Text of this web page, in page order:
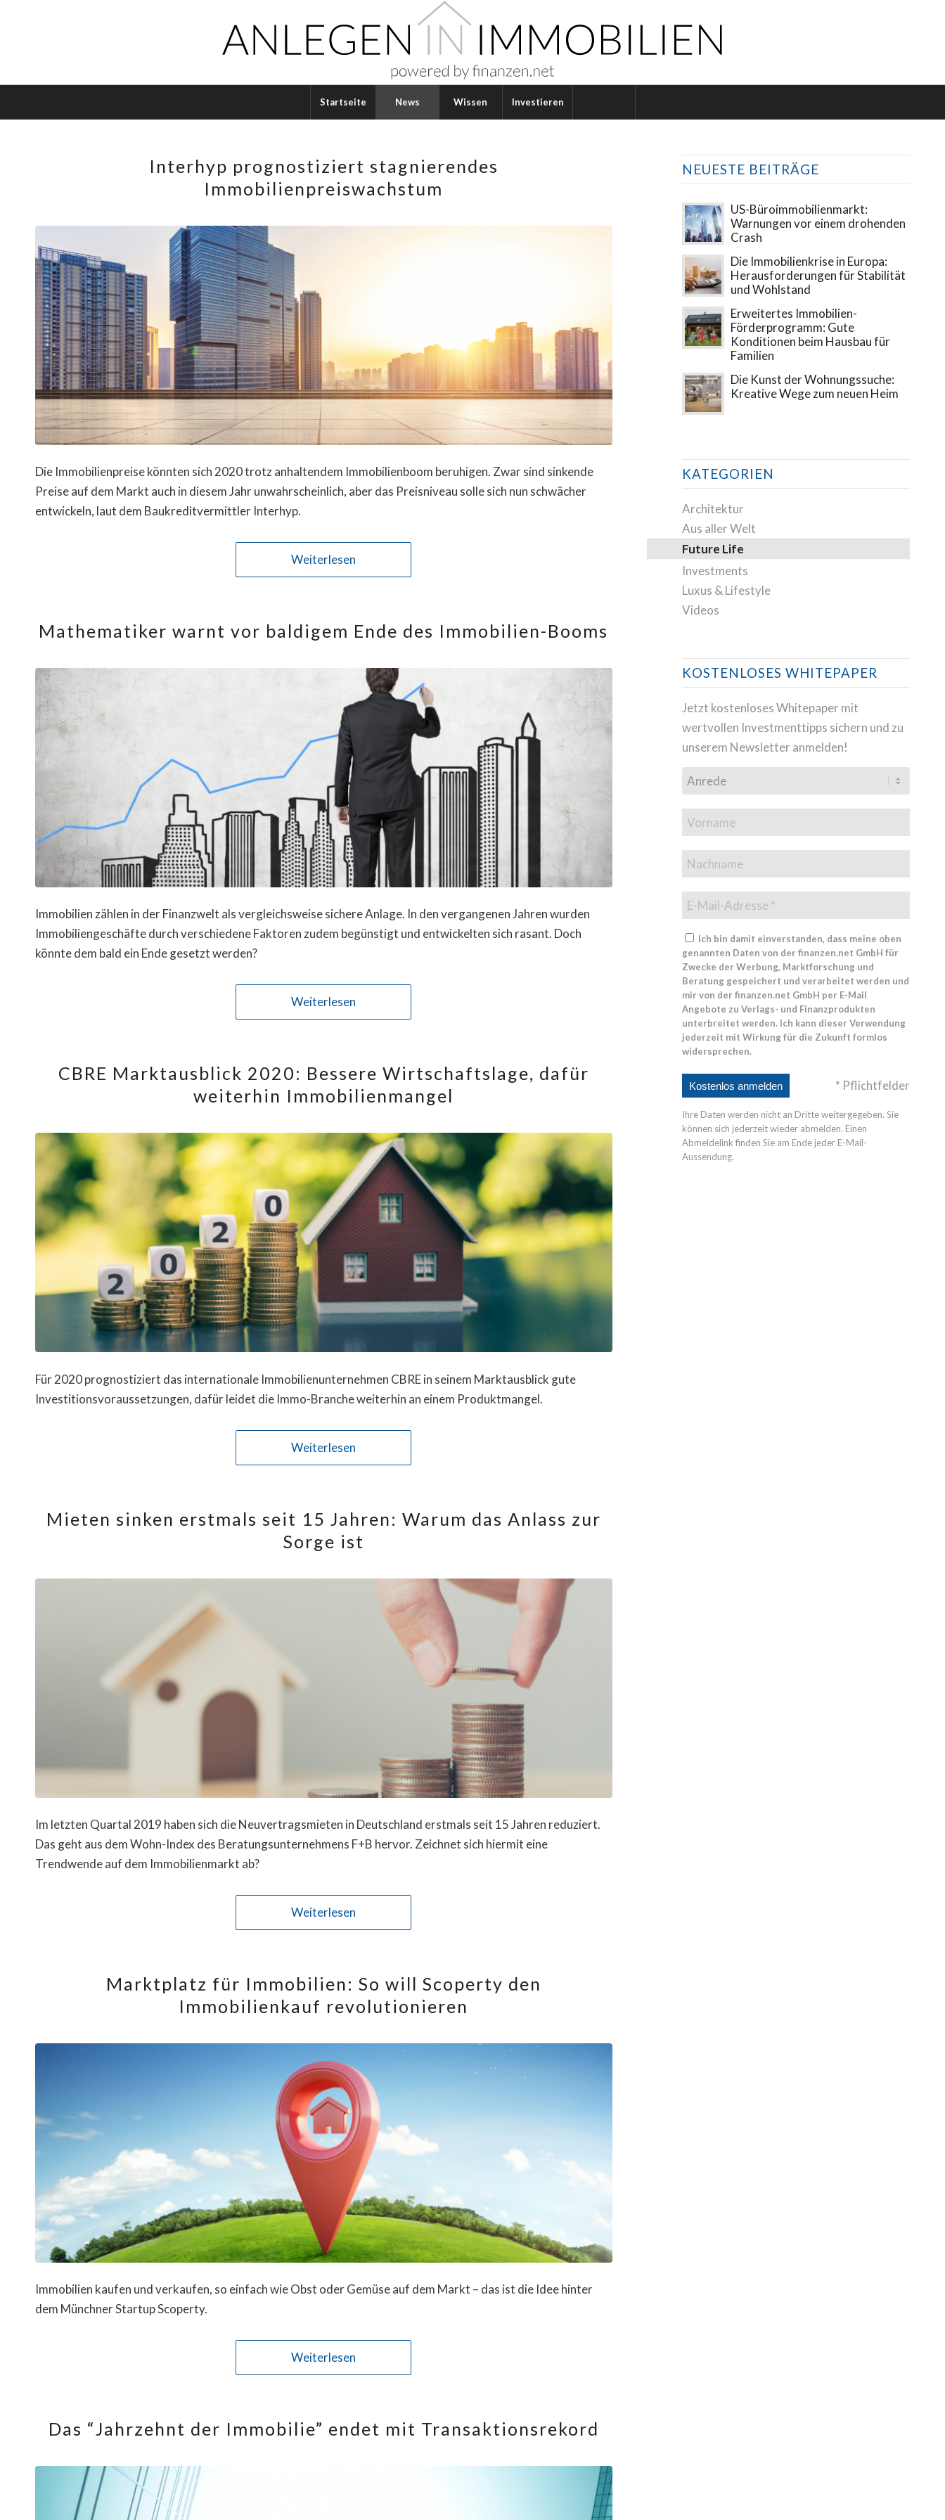
Startseite News Wissen Investieren
Interhyp prognostiziert stagnierendes
Immobilienpreiswachstum
Die Immobilienpreise könnten sich 2020 trotz anhaltendem Immobilienboom beruhigen. Zwar sind sinkende
Preise auf dem Markt auch in diesem Jahr unwahrscheinlich, aber das Preisniveau solle sich nun schwächer
entwickeln, laut dem Baukreditvermittler Interhyp.
Weiterlesen
Mathematiker warnt vor baldigem Ende des Immobilien-Booms
Immobilien zählen in der Finanzwelt als vergleichsweise sichere Anlage. In den vergangenen Jahren wurden
Immobiliengeschäfte durch verschiedene Faktoren zudem begünstigt und entwickelten sich rasant. Doch
könnte dem bald ein Ende gesetzt werden?
Weiterlesen
CBRE Marktausblick 2020: Bessere Wirtschaftslage, dafür
weiterhin Immobilienmangel
Für 2020 prognostiziert das internationale Immobilienunternehmen CBRE in seinem Marktausblick gute
Investitionsvoraussetzungen, dafür leidet die Immo-Branche weiterhin an einem Produktmangel.
Weiterlesen
Mieten sinken erstmals seit 15 Jahren: Warum das Anlass zur
Sorge ist
Im letzten Quartal 2019 haben sich die Neuvertragsmieten in Deutschland erstmals seit 15 Jahren reduziert.
Das geht aus dem Wohn-Index des Beratungsunternehmens F+B hervor. Zeichnet sich hiermit eine
Trendwende auf dem Immobilienmarkt ab?
Weiterlesen
Marktplatz für Immobilien: So will Scoperty den
Immobilienkauf revolutionieren
Immobilien kaufen und verkaufen, so einfach wie Obst oder Gemüse auf dem Markt – das ist die Idee hinter
dem Münchner Startup Scoperty.
Weiterlesen
Das “Jahrzehnt der Immobilie” endet mit Transaktionsrekord
NEUESTE BEITRÄGE
US-Büroimmobilienmarkt:
Warnungen vor einem drohenden
Crash
Die Immobilienkrise in Europa:
Herausforderungen für Stabilität
und Wohlstand
Erweitertes Immobilien-
Förderprogramm: Gute
Konditionen beim Hausbau für
Familien
Die Kunst der Wohnungssuche:
Kreative Wege zum neuen Heim
KATEGORIEN
Architektur
Aus aller Welt
Future Life
Investments
Luxus & Lifestyle
Videos
KOSTENLOSES WHITEPAPER
Jetzt kostenloses Whitepaper mit
wertvollen Investmenttipps sichern und zu
unserem Newsletter anmelden!
Ich bin damit einverstanden, dass meine oben
genannten Daten von der finanzen.net GmbH für
Zwecke der Werbung, Marktforschung und
Beratung gespeichert und verarbeitet werden und
mir von der finanzen.net GmbH per E-Mail
Angebote zu Verlags- und Finanzprodukten
unterbreitet werden. Ich kann dieser Verwendung
jederzeit mit Wirkung für die Zukunft formlos
widersprechen.
* Pflichtfelder
Ihre Daten werden nicht an Dritte weitergegeben. Sie
können sich jederzeit wieder abmelden. Einen
Abmeldelink finden Sie am Ende jeder E-Mail-
Aussendung.